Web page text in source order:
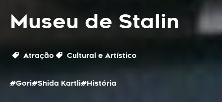
Museu de Stalin
Atração Cultural e Artístico
#Gori#Shida Kartli#História